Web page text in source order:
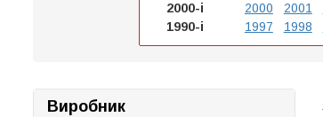
2000-і
2000 2001
1990-і
1997 1998
Виробник